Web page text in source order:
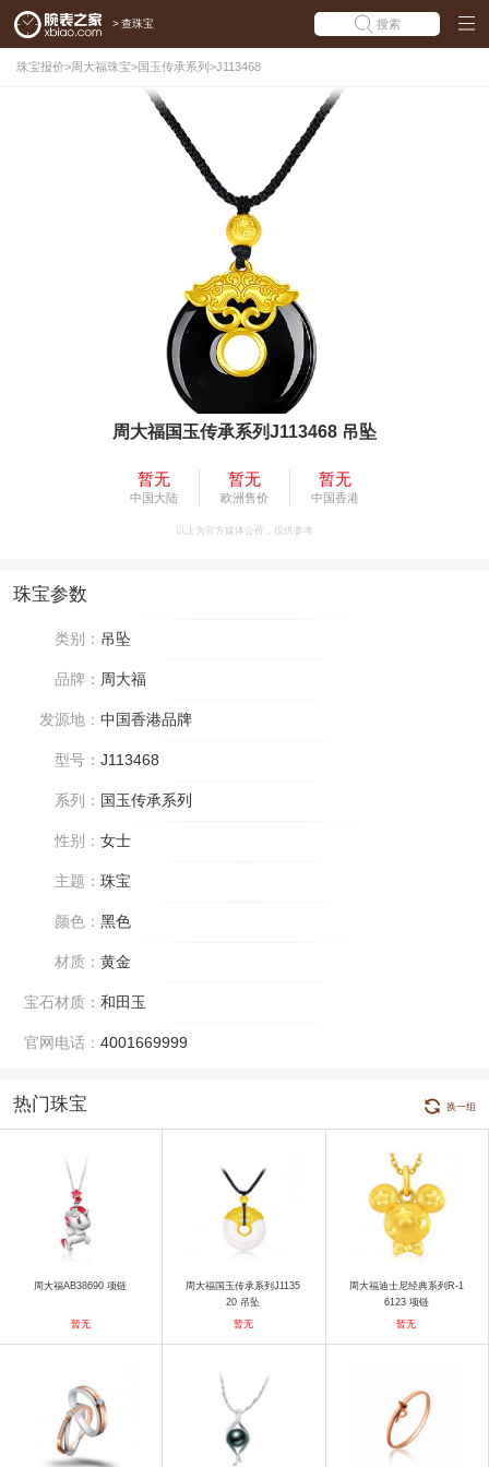
> 查珠宝 搜索
珠宝报价> 周大福珠宝>国玉传承系列 >J113468
周大福国玉传承系列J113468 吊坠
暂无
中国大陆
暂无
欧洲售价
暂无
中国香港
以上为官方媒体公价，仅供参考
珠宝参数
类别： 吊坠
品牌： 周大福
发源地： 中国香港品牌
型号： J113468
系列： 国玉传承系列
性别： 女士
主题： 珠宝
颜色： 黑色
材质： 黄金
宝石材质： 和田玉
官网电话： 4001669999
热门珠宝 换一组
周大福AB38690 项链
暂无
周大福国玉传承系列J1135
20 吊坠
暂无
周大福迪士尼经典系列R-1
6123 项链
暂无